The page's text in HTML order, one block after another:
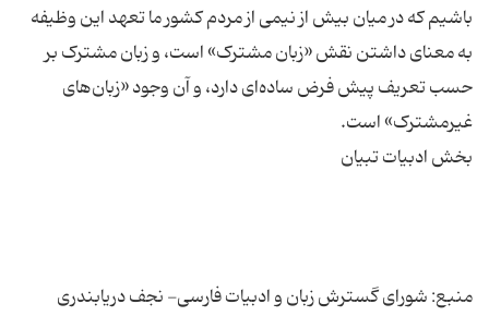
باشیم که در میان بیش از نیمی از مردم کشور ما تعهد این وظیفه
به معنای داشتن نقش «زبان مشترک» است، و زبان مشترک بر
حسب تعریف پیش فرض ساده‌ای دارد، و آن وجود «زبان‌های